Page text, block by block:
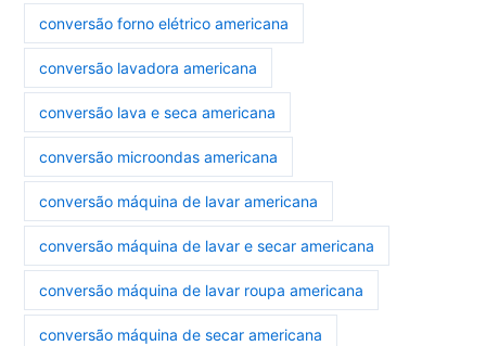
conversão forno elétrico americana
conversão lavadora americana
conversão lava e seca americana
conversão microondas americana
conversão máquina de lavar americana
conversão máquina de lavar e secar americana
conversão máquina de lavar roupa americana
conversão máquina de secar americana